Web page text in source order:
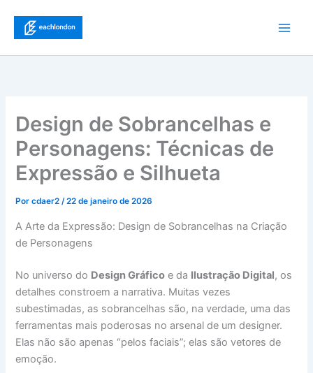
conteúdo
Design de Sobrancelhas e
Personagens: Técnicas de
Expressão e Silhueta
Porcdaer2/22 de janeiro de 2026
A Arte da Expressão: Design de Sobrancelhas na Criação
de Personagens
No universo do Design Gráfico e da Ilustração Digital, os
detalhes constroem a narrativa. Muitas vezes
subestimadas, as sobrancelhas são, na verdade, uma das
ferramentas mais poderosas no arsenal de um designer.
Elas não são apenas “pelos faciais”; elas são vetores de
emoção.